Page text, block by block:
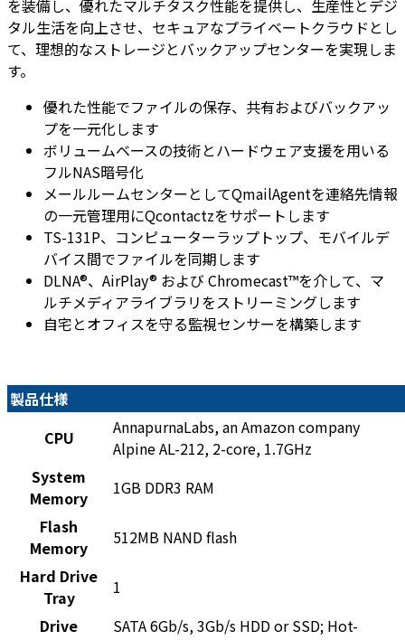
を装備し、優れたマルチタスク性能を提供し、生産性とデジ
タル生活を向上させ、セキュアなプライベートクラウドとし
て、理想的なストレージとバックアップセンターを実現しま
す。
優れた性能でファイルの保存、共有およびバックアッ
プを一元化します
ボリュームベースの技術とハードウェア支援を用いる
フルNAS暗号化
メールルームセンターとしてQmailAgentを連絡先情報
の一元管理用にQcontactzをサポートします
TS-131P、コンピューターラップトップ、モバイルデ
バイス間でファイルを同期します
DLNA®、AirPlay® および Chromecast™を介して、マ
ルチメディアライブラリをストリーミングします
自宅とオフィスを守る監視センサーを構築します
製品仕様
CPU
AnnapurnaLabs, an Amazon company
Alpine AL-212, 2-core, 1.7GHz
System
Memory
1GB DDR3 RAM
Flash
Memory
512MB NAND flash
Hard Drive
Tray
1
Drive
SATA 6Gb/s, 3Gb/s HDD or SSD; Hot-